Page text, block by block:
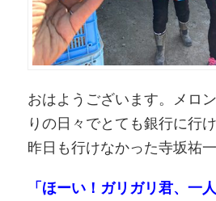
おはようございます。メロ
りの日々でとても銀行に行
昨日も行けなかった寺坂祐一
「ほーい！ガリガリ君、一